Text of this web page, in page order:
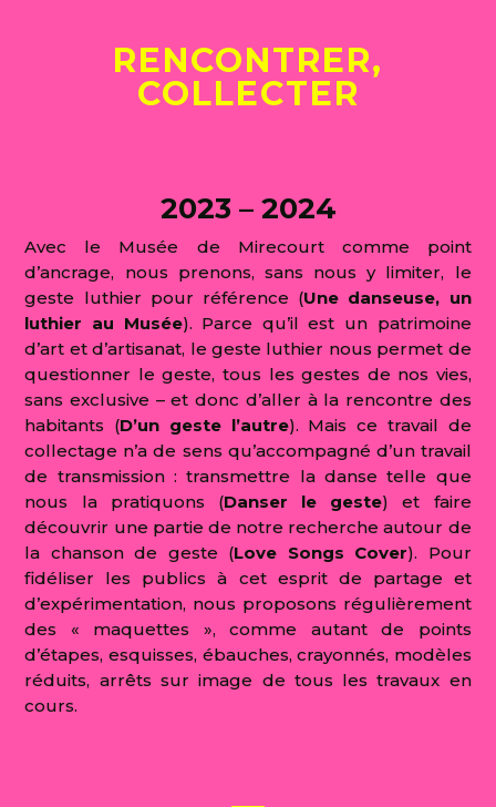
RENCONTRER,
COLLECTER
2023 – 2024
Avec le Musée de Mirecourt comme point
d’ancrage, nous prenons, sans nous y limiter, le
geste luthier pour référence (Une danseuse, un
luthier au Musée). Parce qu’il est un patrimoine
d’art et d’artisanat, le geste luthier nous permet de
questionner le geste, tous les gestes de nos vies,
sans exclusive – et donc d’aller à la rencontre des
habitants (D’un geste l’autre). Mais ce travail de
collectage n’a de sens qu’accompagné d’un travail
de transmission : transmettre la danse telle que
nous la pratiquons (Danser le geste) et faire
découvrir une partie de notre recherche autour de
la chanson de geste (Love Songs Cover). Pour
fidéliser les publics à cet esprit de partage et
d’expérimentation, nous proposons régulièrement
des « maquettes », comme autant de points
d’étapes, esquisses, ébauches, crayonnés, modèles
réduits, arrêts sur image de tous les travaux en
cours.